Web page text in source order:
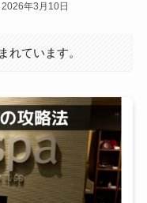
2026年3月10日
れています。